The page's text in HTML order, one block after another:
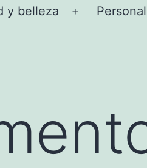
y belleza
Abrir
Personal